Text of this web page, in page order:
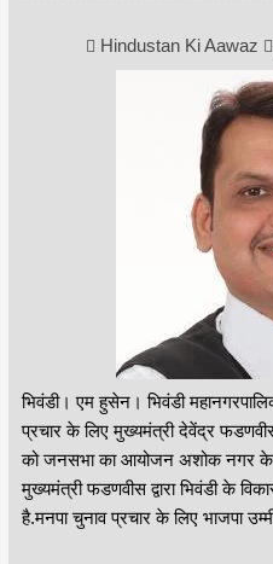
Hindustan Ki Aawaz
भिवंडी। एम हुसेन। भिवंडी
प्रचार के लिए मुख्यमंत्री देवेंद्र
को जनसभा का आयोजन अशोक नगर के
मुख्यमंत्री फडणवीस द्वारा भिवंडी के
है.मनपा चुनाव प्रचार के लिए भाजपा